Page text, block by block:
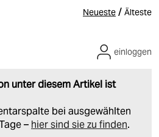
Neueste / Älteste
unter diesem Artikel ist
bei ausgewählten
– hier sind sie zu finden.
einloggen